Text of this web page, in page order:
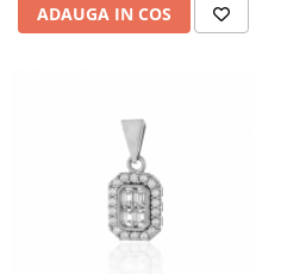
ADAUGA IN COS